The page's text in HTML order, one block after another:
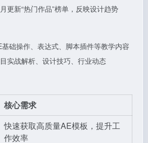
月更新“热门作品”榜单，反映设计趋势
基础操作、表达式、脚本插件等教学内容
目实战解析、设计技巧、行业动态
核心需求
快速获取高质量AE模板，提升工
作效率